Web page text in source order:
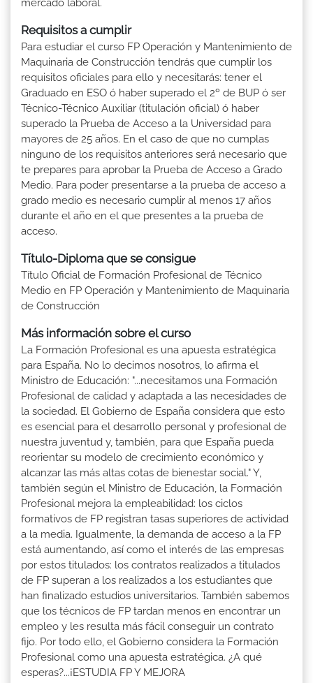
mercado laboral.
Requisitos a cumplir
Para estudiar el curso FP Operación y Mantenimiento de
Maquinaria de Construcción tendrás que cumplir los
requisitos oficiales para ello y necesitarás: tener el
Graduado en ESO ó haber superado el 2º de BUP ó ser
Técnico-Técnico Auxiliar (titulación oficial) ó haber
superado la Prueba de Acceso a la Universidad para
mayores de 25 años. En el caso de que no cumplas
ninguno de los requisitos anteriores será necesario que
te prepares para aprobar la Prueba de Acceso a Grado
Medio. Para poder presentarse a la prueba de acceso a
grado medio es necesario cumplir al menos 17 años
durante el año en el que presentes a la prueba de
acceso.
Título-Diploma que se consigue
Título Oficial de Formación Profesional de Técnico
Medio en FP Operación y Mantenimiento de Maquinaria
de Construcción
Más información sobre el curso
La Formación Profesional es una apuesta estratégica
para España. No lo decimos nosotros, lo afirma el
Ministro de Educación: "...necesitamos una Formación
Profesional de calidad y adaptada a las necesidades de
la sociedad. El Gobierno de España considera que esto
es esencial para el desarrollo personal y profesional de
nuestra juventud y, también, para que España pueda
reorientar su modelo de crecimiento económico y
alcanzar las más altas cotas de bienestar social." Y,
también según el Ministro de Educación, la Formación
Profesional mejora la empleabilidad: los ciclos
formativos de FP registran tasas superiores de actividad
a la media. Igualmente, la demanda de acceso a la FP
está aumentando, así como el interés de las empresas
por estos titulados: los contratos realizados a titulados
de FP superan a los realizados a los estudiantes que
han finalizado estudios universitarios. También sabemos
que los técnicos de FP tardan menos en encontrar un
empleo y les resulta más fácil conseguir un contrato
fijo. Por todo ello, el Gobierno considera la Formación
Profesional como una apuesta estratégica. ¿A qué
esperas?...¡ESTUDIA FP Y MEJORA